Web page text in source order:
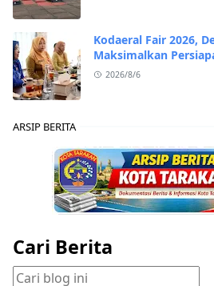
Kodaeral Fair 2026,
Maksimalkan
2026/8/6
ARSIP BERITA
Cari Berita